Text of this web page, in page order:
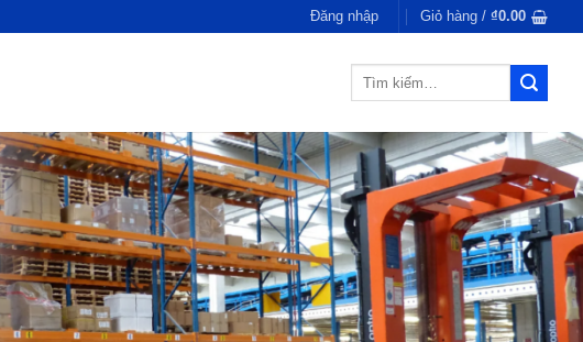
Đăng nhập Giỏ hàng / ₫0.00
Tìm